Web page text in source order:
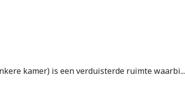
kamer) is een verduisterde ruimte waarbi...